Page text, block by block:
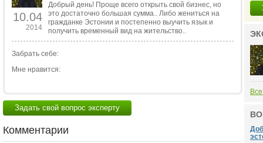
10.04
2014
Добрый день! Проще всего открыть свой бизнес, но
это достаточно большая сумма.. Либо жениться на
гражданке Эстонии и постепенно выучить язык и
получить временный вид на жительство..
Забрать себе:
Мне нравится:
Задать свой вопрос эксперту
Комментарии